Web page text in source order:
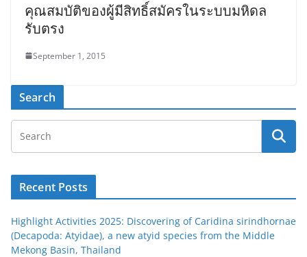
คุณสมบัติของผู้มีสิทธิ์สมัครในระบบมหิดล
รับตรง
September 1, 2015
Search
Recent Posts
Highlight Activities 2025: Discovering of Caridina sirindhornae
(Decapoda: Atyidae), a new atyid species from the Middle
Mekong Basin, Thailand